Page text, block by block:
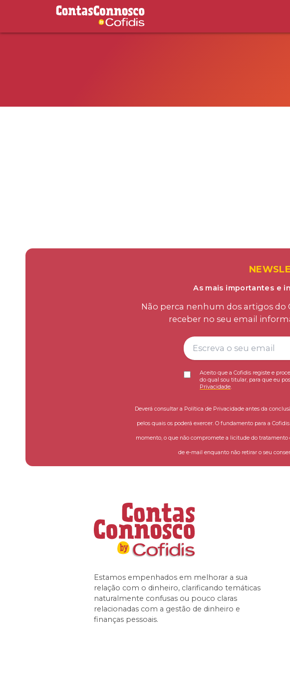
Contas Connosco by Cofidis
As mais importantes e
Não perca nenhum dos artigos do
receber no seu email
Aceito que a Cofidis registe e
do qual sou titular, para que eu
Privacidade.
Deverá consultar a Política de Privacidade antes da
pelos quais os poderá exercer. O fundamento para a
momento, o que não compromete a licitude do
de e-mail enquanto não retirar o seu
Estamos empenhados em melhorar a sua
relação com o dinheiro, clarificando temáticas
naturalmente confusas ou pouco claras
relacionadas com a gestão de dinheiro e
finanças pessoais.